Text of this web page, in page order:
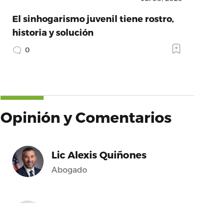
El sinhogarismo juvenil tiene rostro,
historia y solución
0
Opinión y Comentarios
Lic Alexis Quiñones
Abogado